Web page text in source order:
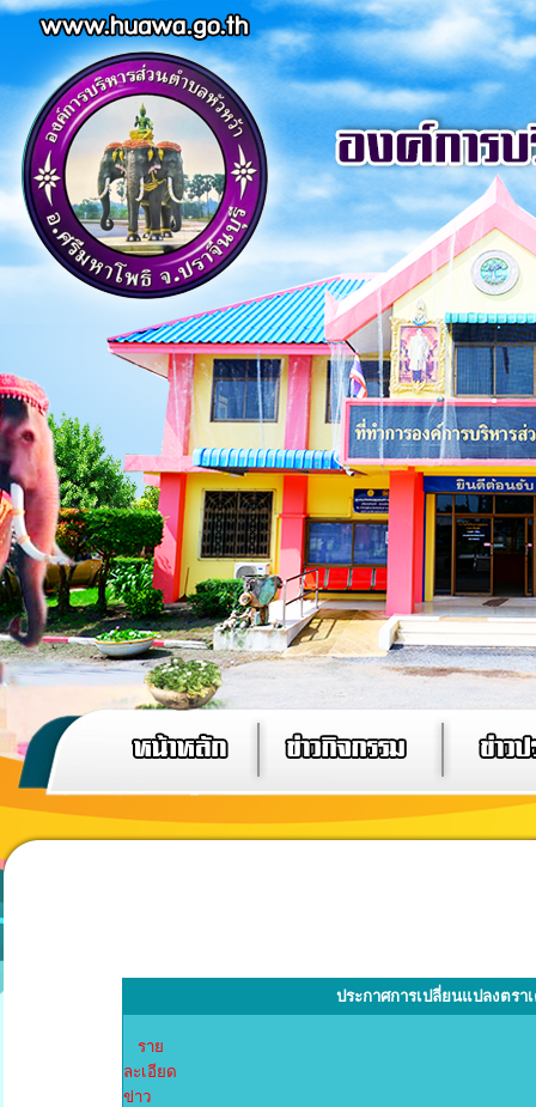
ประกาศการเปลี่ยนแปลงตรา
ราย
ละเอียด
ข่าว